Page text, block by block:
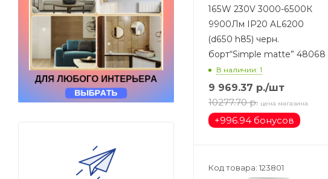
165W 230V 3000-6500К
9900Лм IP20 AL6200
(d650 h85) черн.
борт“Simple matte” 48068
В наличии: 1
9 969.37 р./шт
10277.70 р. цена магазина
+996.94 бонусов
Код товара: 123801